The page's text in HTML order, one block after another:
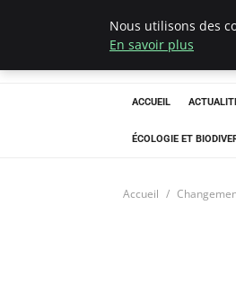
ACCUEIL
ÉCOLOGIE ET
Accueil
Nous utilisons des
En savoir plus